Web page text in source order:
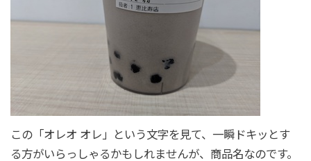
この「オレオ オレ」という文字を見て、一瞬ドキッとす
る方がいらっしゃるかもしれませんが、商品名なのです。